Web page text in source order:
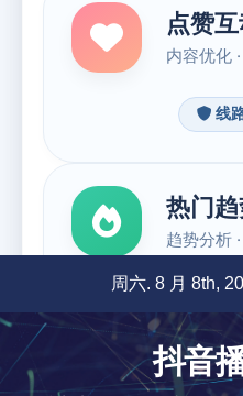
容
周六. 8 月 8th,
抖音